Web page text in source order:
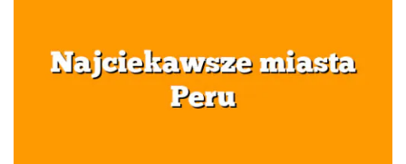
WIDEO